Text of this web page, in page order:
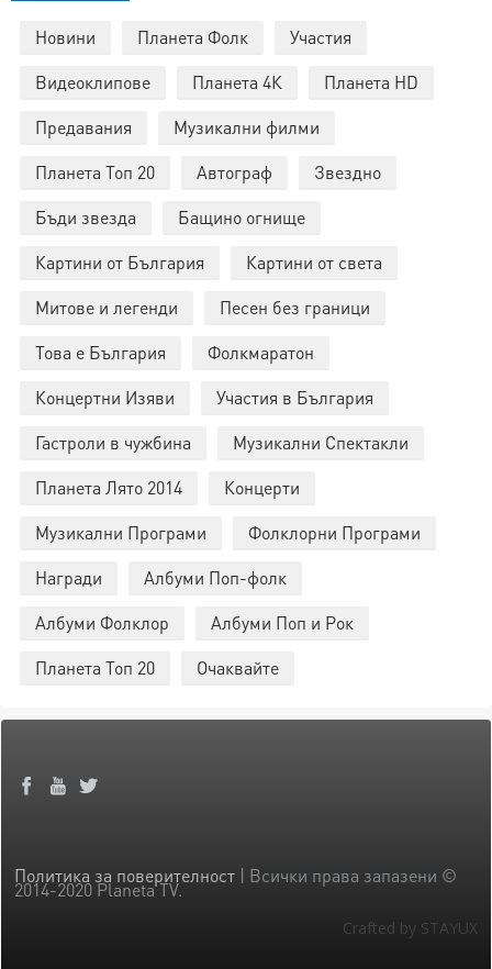
Новини Планета Фолк
Участия
Видеоклипове
Планета 4К
Планета HD
Предавания
Музикални филми
Планета Топ 20
Автограф
Звездно
Бъди звезда
Бащино огнище
Картини от България
Картини от света
Митове и легенди
Песен без граници
Това е България
Фолкмаратон
Концертни Изяви
Участия в България
Гастроли в чужбина
Музикални Спектакли
Планета Лято 2014
Концерти
Музикални Програми
Фолклорни Програми
Награди
Албуми Поп-фолк
Албуми Фолклор
Албуми Поп и Рок
Планета Топ 20
Очаквайте
Политика за поверителност | Всички права запазени ©
2014-2020 Planeta TV.
Crafted by STAYUX